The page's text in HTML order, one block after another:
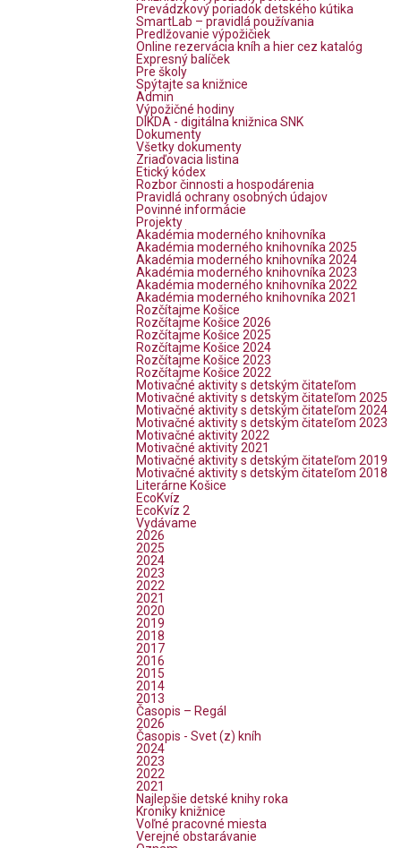
Prevádzkový poriadok detského kútika
SmartLab – pravidlá používania
Predlžovanie výpožičiek
Online rezervácia kníh a hier cez katalóg
Expresný balíček
Pre školy
Spýtajte sa knižnice
Admin
Výpožičné hodiny
DIKDA - digitálna knižnica SNK
Dokumenty
Všetky dokumenty
Zriaďovacia listina
Etický kódex
Rozbor činnosti a hospodárenia
Pravidlá ochrany osobných údajov
Povinné informácie
Projekty
Akadémia moderného knihovníka
Akadémia moderného knihovníka 2025
Akadémia moderného knihovníka 2024
Akadémia moderného knihovníka 2023
Akadémia moderného knihovníka 2022
Akadémia moderného knihovníka 2021
Rozčítajme Košice
Rozčítajme Košice 2026
Rozčítajme Košice 2025
Rozčítajme Košice 2024
Rozčítajme Košice 2023
Rozčítajme Košice 2022
Motivačné aktivity s detským čitateľom
Motivačné aktivity s detským čitateľom 2025
Motivačné aktivity s detským čitateľom 2024
Motivačné aktivity s detským čitateľom 2023
Motivačné aktivity 2022
Motivačné aktivity 2021
Motivačné aktivity s detským čitateľom 2019
Motivačné aktivity s detským čitateľom 2018
Literárne Košice
EcoKvíz
EcoKvíz 2
Vydávame
2026
2025
2024
2023
2022
2021
2020
2019
2018
2017
2016
2015
2014
2013
Časopis – Regál
2026
Časopis - Svet (z) kníh
2024
2023
2022
2021
Najlepšie detské knihy roka
Kroniky knižnice
Voľné pracovné miesta
Verejné obstarávanie